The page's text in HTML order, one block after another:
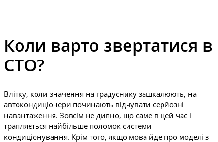
Коли варто звертатися в
СТО?
Влітку, коли значення на градуснику зашкалюють, на
автокондиціонери починають відчувати серйозні
навантаження. Зовсім не дивно, що саме в цей час і
трапляється найбільше поломок системи
кондиціонування. Крім того, якщо мова йде про моделі з